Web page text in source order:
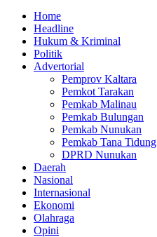
Home
Headline
Hukum & Kriminal
Politik
Advertorial
Pemprov Kaltara
Pemkot Tarakan
Pemkab Malinau
Pemkab Bulungan
Pemkab Nunukan
Pemkab Tana Tidung
DPRD Nunukan
Daerah
Nasional
Internasional
Ekonomi
Olahraga
Opini